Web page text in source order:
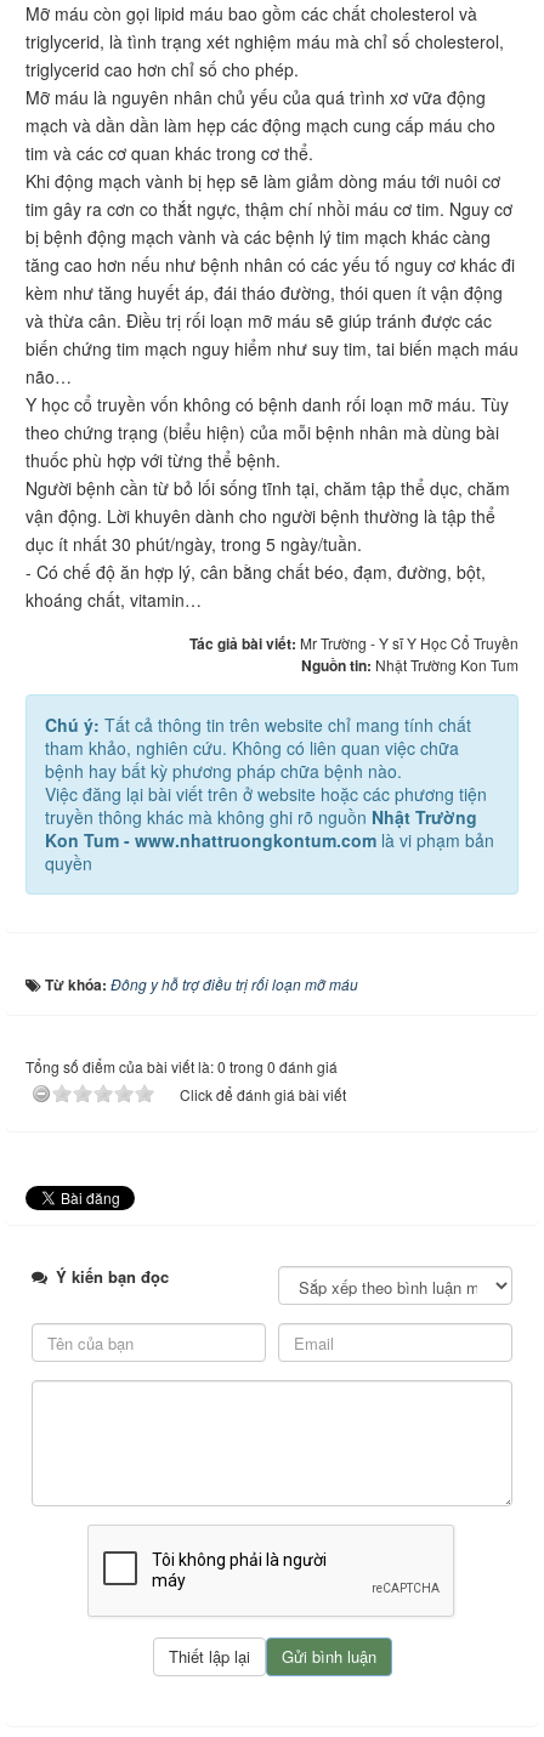
Mỡ máu còn gọi lipid máu bao gồm các chất cholesterol và
triglycerid, là tình trạng xét nghiệm máu mà chỉ số cholesterol,
triglycerid cao hơn chỉ số cho phép.
Mỡ máu là nguyên nhân chủ yếu của quá trình xơ vữa động
mạch và dần dần làm hẹp các động mạch cung cấp máu cho
tim và các cơ quan khác trong cơ thể.
Khi động mạch vành bị hẹp sẽ làm giảm dòng máu tới nuôi cơ
tim gây ra cơn co thắt ngực, thậm chí nhồi máu cơ tim. Nguy cơ
bị bệnh động mạch vành và các bệnh lý tim mạch khác càng
tăng cao hơn nếu như bệnh nhân có các yếu tố nguy cơ khác đi
kèm như tăng huyết áp, đái tháo đường, thói quen ít vận động
và thừa cân. Điều trị rối loạn mỡ máu sẽ giúp tránh được các
biến chứng tim mạch nguy hiểm như suy tim, tai biến mạch máu
não…
Y học cổ truyền vốn không có bệnh danh rối loạn mỡ máu. Tùy
theo chứng trạng (biểu hiện) của mỗi bệnh nhân mà dùng bài
thuốc phù hợp với từng thể bệnh.
Người bệnh cần từ bỏ lối sống tĩnh tại, chăm tập thể dục, chăm
vận động. Lời khuyên dành cho người bệnh thường là tập thể
dục ít nhất 30 phút/ngày, trong 5 ngày/tuần.
- Có chế độ ăn hợp lý, cân bằng chất béo, đạm, đường, bột,
khoáng chất, vitamin…
Tác giả bài viết: Mr Trường - Y sĩ Y Học Cổ Truyền
Nguồn tin: Nhật Trường Kon Tum
Chú ý: Tất cả thông tin trên website chỉ mang tính chất
tham khảo, nghiên cứu. Không có liên quan việc chữa
bệnh hay bất kỳ phương pháp chữa bệnh nào.
Việc đăng lại bài viết trên ở website hoặc các phương tiện
truyền thông khác mà không ghi rõ nguồn Nhật Trường
Kon Tum - www.nhattruongkontum.com là vi phạm bản
quyền
Từ khóa: Đông y hỗ trợ điều trị rối loạn mỡ máu
Tổng số điểm của bài viết là: 0 trong 0 đánh giá
Click để đánh giá bài viết
Ý kiến bạn đọc